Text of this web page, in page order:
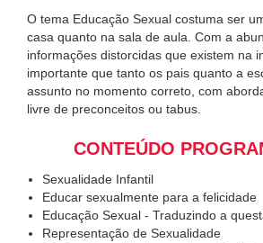
O tema Educação Sexual costuma ser
casa quanto na sala de aula. Com a
informações distorcidas que existem na
importante que tanto os pais quanto a
assunto no momento correto, com
livre de preconceitos ou tabus.
CONTEÚDO
Sexualidade Infantil
Educar sexualmente para a felicidade
Educação Sexual - Traduzindo a
Representação de Sexualidade